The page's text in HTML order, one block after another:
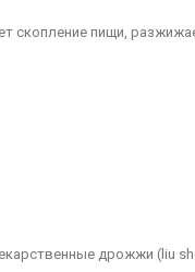
скопление пищи,
дрожжи (liu